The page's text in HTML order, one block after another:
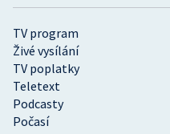
TV program
Živé vysílání
TV poplatky
Teletext
Podcasty
Počasí